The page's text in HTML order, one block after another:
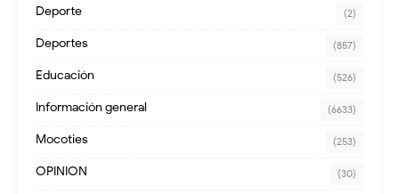
Deporte (2)
Deportes (857)
Educación (526)
Información general (6633)
Mocoties (253)
OPINION (30)